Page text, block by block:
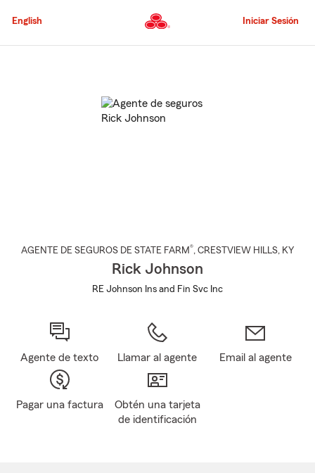
al
principal
English Iniciar Sesión
AGENTE DE SEGUROS DE STATE FARM®, CRESTVIEW HILLS, KY
Rick Johnson
RE Johnson Ins and Fin Svc Inc
Agente de texto Llamar al agente Email al agente
Pagar una factura
Obtén una tarjeta
de identificación